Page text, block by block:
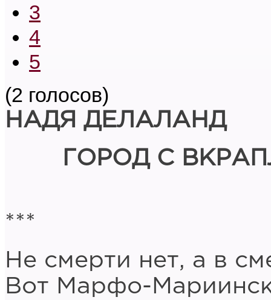
3
4
5
(2 голосов)
НАДЯ ДЕЛАЛАНД
ГОРОД С
***
Не смерти нет, а в
Вот Марфо-